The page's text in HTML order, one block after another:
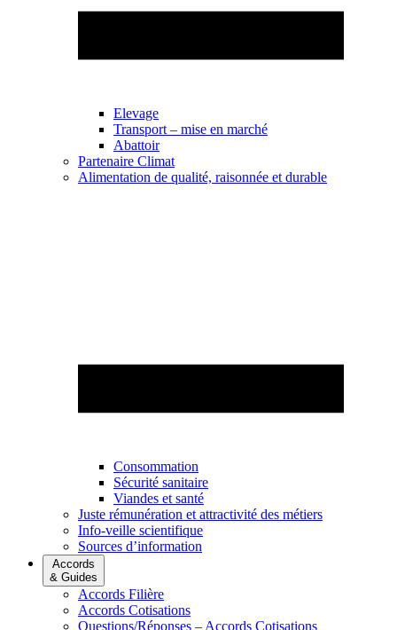
Elevage
Transport – mise en marché
Abattoir
Partenaire Climat
Alimentation de qualité, raisonnée et durable
Consommation
Sécurité sanitaire
Viandes et santé
Juste rémunération et attractivité des métiers
Info-veille scientifique
Sources d’information
Accords
& Guides
Accords Filière
Accords Cotisations
Questions/Réponses – Accords Cotisations